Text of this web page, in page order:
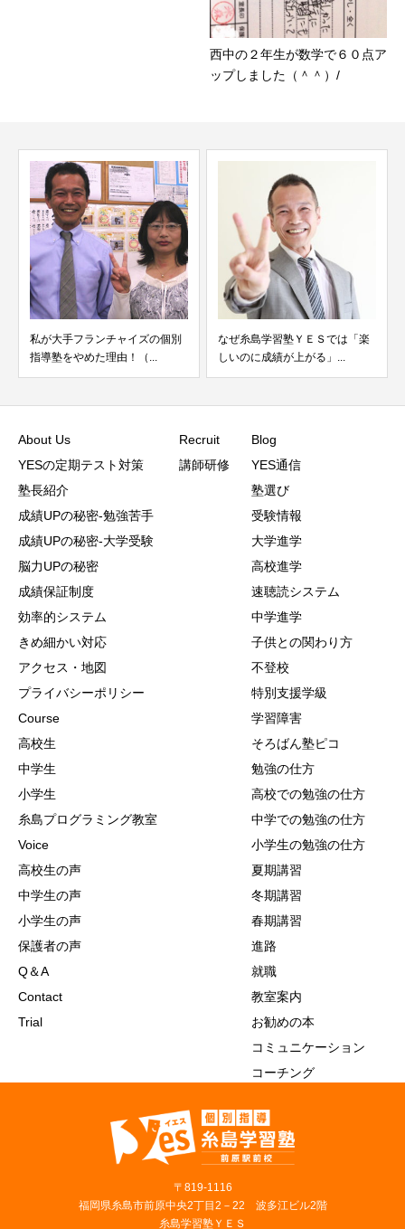
西中の２年生が数学で６０点ア
ップしました（＾＾）/
私が大手フランチャイズの個別
指導塾をやめた理由！（...
なぜ糸島学習塾ＹＥＳでは「楽
しいのに成績が上がる」...
About Us
YESの定期テスト対策
塾長紹介
成績UPの秘密-勉強苦手
成績UPの秘密-大学受験
脳力UPの秘密
成績保証制度
効率的システム
きめ細かい対応
アクセス・地図
プライバシーポリシー
Course
高校生
中学生
小学生
糸島プログラミング教室
Voice
高校生の声
中学生の声
小学生の声
保護者の声
Q＆A
Contact
Trial
Recruit
講師研修
Blog
YES通信
塾選び
受験情報
大学進学
高校進学
速聴読システム
中学進学
子供との関わり方
不登校
特別支援学級
学習障害
そろばん塾ピコ
勉強の仕方
高校での勉強の仕方
中学での勉強の仕方
小学生の勉強の仕方
夏期講習
冬期講習
春期講習
進路
就職
教室案内
お勧めの本
コミュニケーション
コーチング
〒819‐1116
福岡県糸島市前原中央2丁目2－22 波多江ビル2階
糸島学習塾ＹＥＳ